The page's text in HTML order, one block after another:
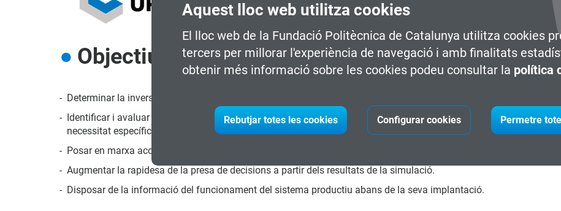
Aquest lloc web utilitza cookies
El lloc web de la Fundació Politècnica de Catalunya utilitza cookies
tercers per millorar l'experiència de navegació i amb finalitats
obtenir més informació sobre les cookies podeu consultar la política
Rebutjar totes les cookies Configurar cookies Permetre
Objectius
Determinar la inversió, cost i temps necessari per a la industrialització d'un producte.
Identificar i avaluar les característiques i avantatges d'utilització dels sistemes d'enginyeria de processos de
necessitat específica.
Posar en marxa accions de millora de l'eficiència d'acord amb el Lean Manufacturing.
Augmentar la rapidesa de la presa de decisions a partir dels resultats de la simulació.
Disposar de la informació del funcionament del sistema productiu abans de la seva implantació.